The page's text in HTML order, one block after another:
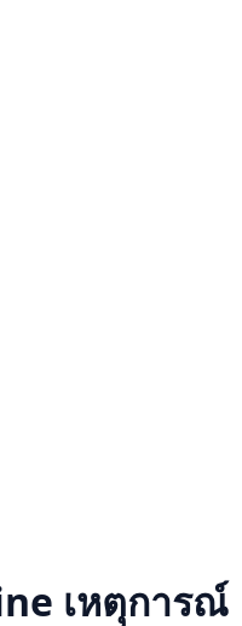
เหตุการณ์